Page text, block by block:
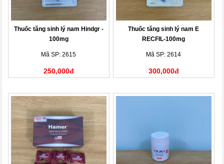
Thuốc tăng sinh lý nam Hindgr -
100mg
Mã SP: 2615
250,000đ
Thuốc tăng sinh lý nam E
RECFIL-100mg
Mã SP: 2614
300,000đ